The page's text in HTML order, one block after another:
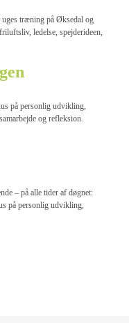
træning på Øksedal og
ledelse, spejderideen,
på personlig udvikling,
og refleksion.
– på alle tider af døgnet:
på personlig udvikling,